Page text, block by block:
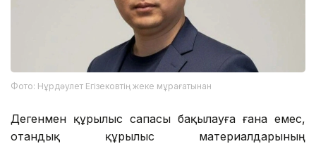
Фото: Нұрдәулет Егізековтің жеке мұрағатынан
Дегенмен құрылыс сапасы бақылауға ғана емес,
отандық құрылыс материалдарының